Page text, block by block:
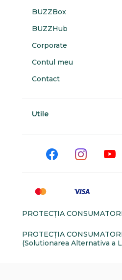
BUZZBox
BUZZHub
Corporate
Contul meu
Contact
Utile
PROTECŢIA
PROTECŢIA
(Solutionarea Alternativa a